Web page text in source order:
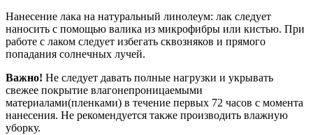
Нанесение лака на натуральный линолеум: лак следует
наносить с помощью валика из микрофибры или кистью. При
работе с лаком следует избегать сквозняков и прямого
попадания солнечных лучей.
Важно! Не следует давать полные нагрузки и укрывать
свежее покрытие влагонепроницаемыми
материалами(пленками) в течение первых 72 часов с момента
нанесения. Не рекомендуется также производить влажную
уборку.